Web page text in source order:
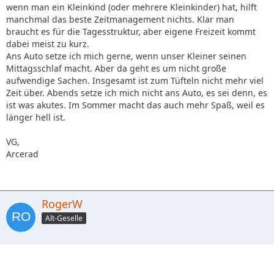
wenn man ein Kleinkind (oder mehrere Kleinkinder) hat, hilft
manchmal das beste Zeitmanagement nichts. Klar man
braucht es für die Tagesstruktur, aber eigene Freizeit kommt
dabei meist zu kurz.
Ans Auto setze ich mich gerne, wenn unser Kleiner seinen
Mittagsschlaf macht. Aber da geht es um nicht große
aufwendige Sachen. Insgesamt ist zum Tüfteln nicht mehr viel
Zeit über. Abends setze ich mich nicht ans Auto, es sei denn, es
ist was akutes. Im Sommer macht das auch mehr Spaß, weil es
länger hell ist.
VG,
Arcerad
RogerW
Alt-Geselle